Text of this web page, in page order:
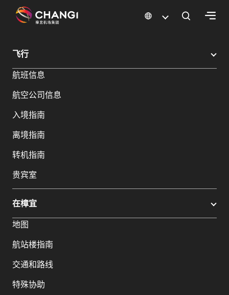
有
宜
网
选
语
言:
樟宜机场 樟宜机场餐饮与购物 樟宜机场购物指南 购物详情
飞行
航班信息
航空公司信息
入境指南
离境指南
转机指南
贵宾室
在樟宜
地图
航站楼指南
交通和路线
特殊协助